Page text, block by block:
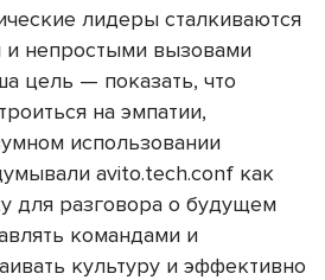
лидеры сталкиваются
непростыми вызовами
цель — показать, что
на эмпатии,
использовании
avito.tech.conf как
для разговора о будущем
командами и
культуру и эффективно